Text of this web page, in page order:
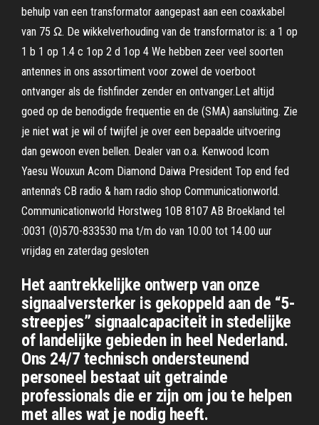
behulp van een transformator aangepast aan een coaxkabel
van 75 Ω. De wikkelverhouding van de transformator is: a 1 op
1 b 1 op 1.4 c 1op 2 d 1op 4 We hebben zeer veel soorten
antennes in ons assortiment voor zowel de voerboot
ontvanger als de fishfinder zender en ontvanger.Let altijd
goed op de benodigde frequentie en de (SMA) aansluiting. Zie
je niet wat je wil of twijfel je over een bepaalde uitvoering
dan gewoon even bellen. Dealer van o.a. Kenwood Icom
Yaesu Wouxun Acom Diamond Daiwa President Top end fed
antenna's CB radio & ham radio shop Communicationworld.
Communicationworld Horstweg 10B 8107 AB Broekland tel
:0031 (0)570-833530 ma t/m do van 10.00 tot 14.00 uur
vrijdag en zaterdag gesloten
Het aantrekkelijke ontwerp van onze
signaalversterker is gekoppeld aan de “5-
streepjes” signaalcapaciteit in stedelijke
of landelijke gebieden in heel Nederland.
Ons 24/7 technisch ondersteunend
personeel bestaat uit getrainde
professionals die er zijn om jou te helpen
met alles wat je nodig heeft.